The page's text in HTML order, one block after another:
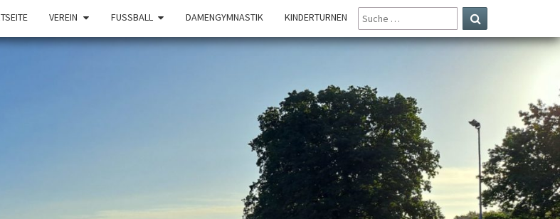
VEREIN FUSSBALL DAMENGYMNASTIK KINDERTURNEN
SUCHE
NACH:
Suchen